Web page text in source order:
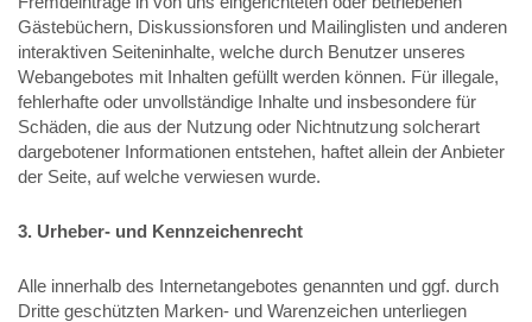
Gästebüchern, Diskussionsforen und Mailinglisten und anderen
interaktiven Seiteninhalte, welche durch Benutzer unseres
Webangebotes mit Inhalten gefüllt werden können. Für illegale,
fehlerhafte oder unvollständige Inhalte und insbesondere für
Schäden, die aus der Nutzung oder Nichtnutzung solcherart
dargebotener Informationen entstehen, haftet allein der Anbieter
der Seite, auf welche verwiesen wurde.
3. Urheber- und Kennzeichenrecht
Alle innerhalb des Internetangebotes genannten und ggf. durch
Dritte geschützten Marken- und Warenzeichen unterliegen